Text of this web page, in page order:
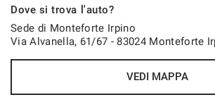
48 Mesi
1.169€/mese
Dove si trova l'auto?
Sede di Monteforte Irpino
Via Alvanella, 61/67 - 83024 Monteforte
VEDI MAPPA